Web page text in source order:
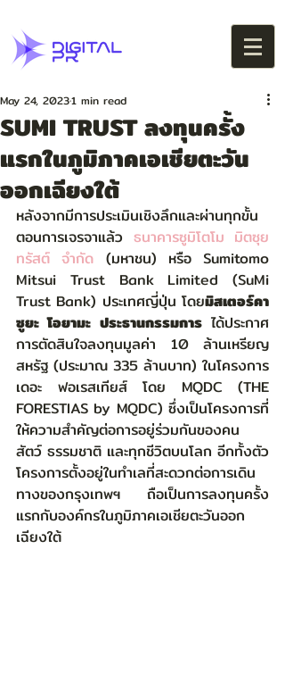
SUMI TRUST ลงทุนครั้ง
แรกในภูมิภาคเอเชียตะวัน
ออกเฉียงใต้
May 24, 20231 min read
หลังจากมีการประเมินเชิงลึกและผ่านทุกขั้น
ตอนการเจรจาแล้ว ธนาคารซูมิโตโม มิตซุย
ทรัสต์ จำกัด (มหาชน) หรือ Sumitomo
Mitsui Trust Bank Limited (SuMi
Trust Bank) ประเทศญี่ปุ่น โดยมิสเตอร์คา
ซูยะ โอยามะ ประธานกรรมการ ได้ประกาศ
การตัดสินใจลงทุนมูลค่า 10 ล้านเหรียญ
สหรัฐ (ประมาณ 335 ล้านบาท) ในโครงการ
เดอะ ฟอเรสเทียส์ โดย MQDC (THE
FORESTIAS by MQDC) ซึ่งเป็นโครงการที่
ให้ความสำคัญต่อการอยู่ร่วมกันของคน
สัตว์ ธรรมชาติ และทุกชีวิตบนโลก อีกทั้งตัว
โครงการตั้งอยู่ในทำเลที่สะดวกต่อการเดิน
ทางของกรุงเทพฯ ถือเป็นการลงทุนครั้ง
แรกกับองค์กรในภูมิภาคเอเชียตะวันออก
เฉียงใต้